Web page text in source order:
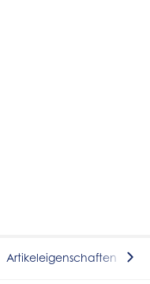
Artikeleigenschaften